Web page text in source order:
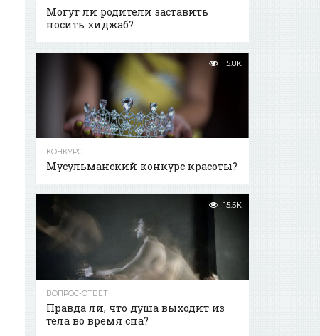
Могут ли родители заставить
носить хиджаб?
15.8K
КОНКУРС
Мусульманский конкурс красоты?
15.5K
ВОПРОС-ОТВЕТ
Правда ли, что душа выходит из
тела во время сна?